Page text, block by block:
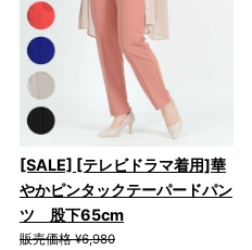
[SALE] [テレビドラマ着用]華
やかピンタックテーパードパン
ツ 股下65cm
販売価格 ¥6,980